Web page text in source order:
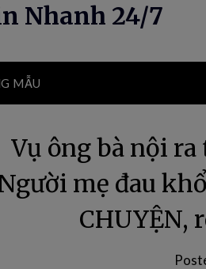
Nhanh 24/7
MẪU
Vụ ông bà nội
mẹ đau
CHUYỆN,